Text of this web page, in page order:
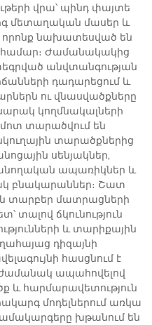
վրա՝ պինդ փայտե
մետաղական մասեր և
որոնք նախատեսված են
Ժամանակակից
անվտանգության
դադարեցում և
ու վնասվածքները
կողմնակալների
մոտ տարածվում են
տարածքներից
սենյակներ,
ապառիկներ և
բնակարաններ։ Շատ
տարբեր մատրացների
տալով ճկունություն
և տարիքային
դիզայնի
հասցնում է
ապահովելով
և հարմարավետություն
մոդելներում առկա
խթանում են